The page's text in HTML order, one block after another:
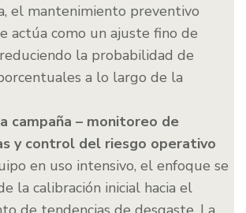
el mantenimiento preventivo
actúa como un ajuste fino de
la probabilidad de
a lo largo de la
campaña – monitoreo de
y control del riesgo operativo
en uso intensivo, el enfoque se
la calibración inicial hacia el